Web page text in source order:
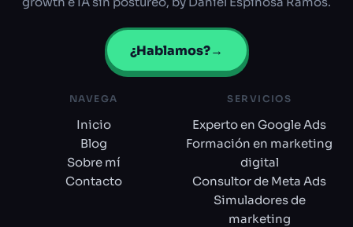
¿Hablamos?→
NAVEGA
Inicio
Blog
Sobre mí
Contacto
SERVICIOS
Experto en Google Ads
Formación en marketing
digital
Consultor de Meta Ads
Simuladores de
marketing